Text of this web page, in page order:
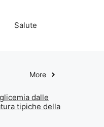
Salute
More
dalle
tipiche della